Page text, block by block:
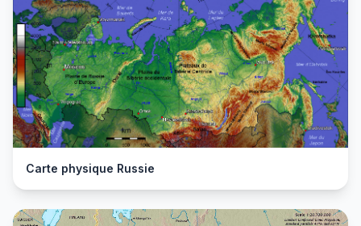
Carte physique Russie